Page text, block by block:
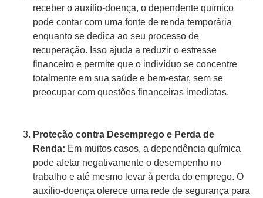
receber o auxílio-doença, o dependente químico
pode contar com uma fonte de renda temporária
enquanto se dedica ao seu processo de
recuperação. Isso ajuda a reduzir o estresse
financeiro e permite que o indivíduo se concentre
totalmente em sua saúde e bem-estar, sem se
preocupar com questões financeiras imediatas.
Proteção contra Desemprego e Perda de
Renda: Em muitos casos, a dependência química
pode afetar negativamente o desempenho no
trabalho e até mesmo levar à perda do emprego. O
auxílio-doença oferece uma rede de segurança para